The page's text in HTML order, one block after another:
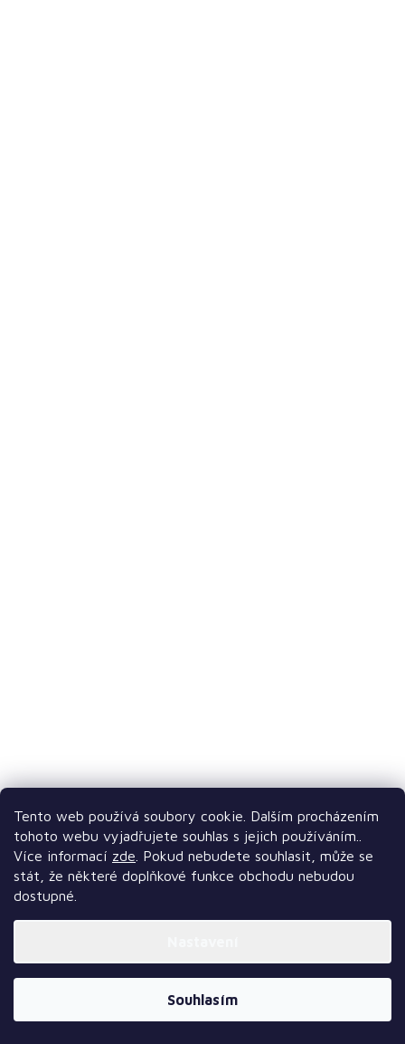
Tento web používá soubory cookie. Dalším procházením
tohoto webu vyjadřujete souhlas s jejich používáním..
Více informací zde . Pokud nebudete souhlasit, může se
stát, že některé doplňkové funkce obchodu nebudou
dostupné.
Souhlasím